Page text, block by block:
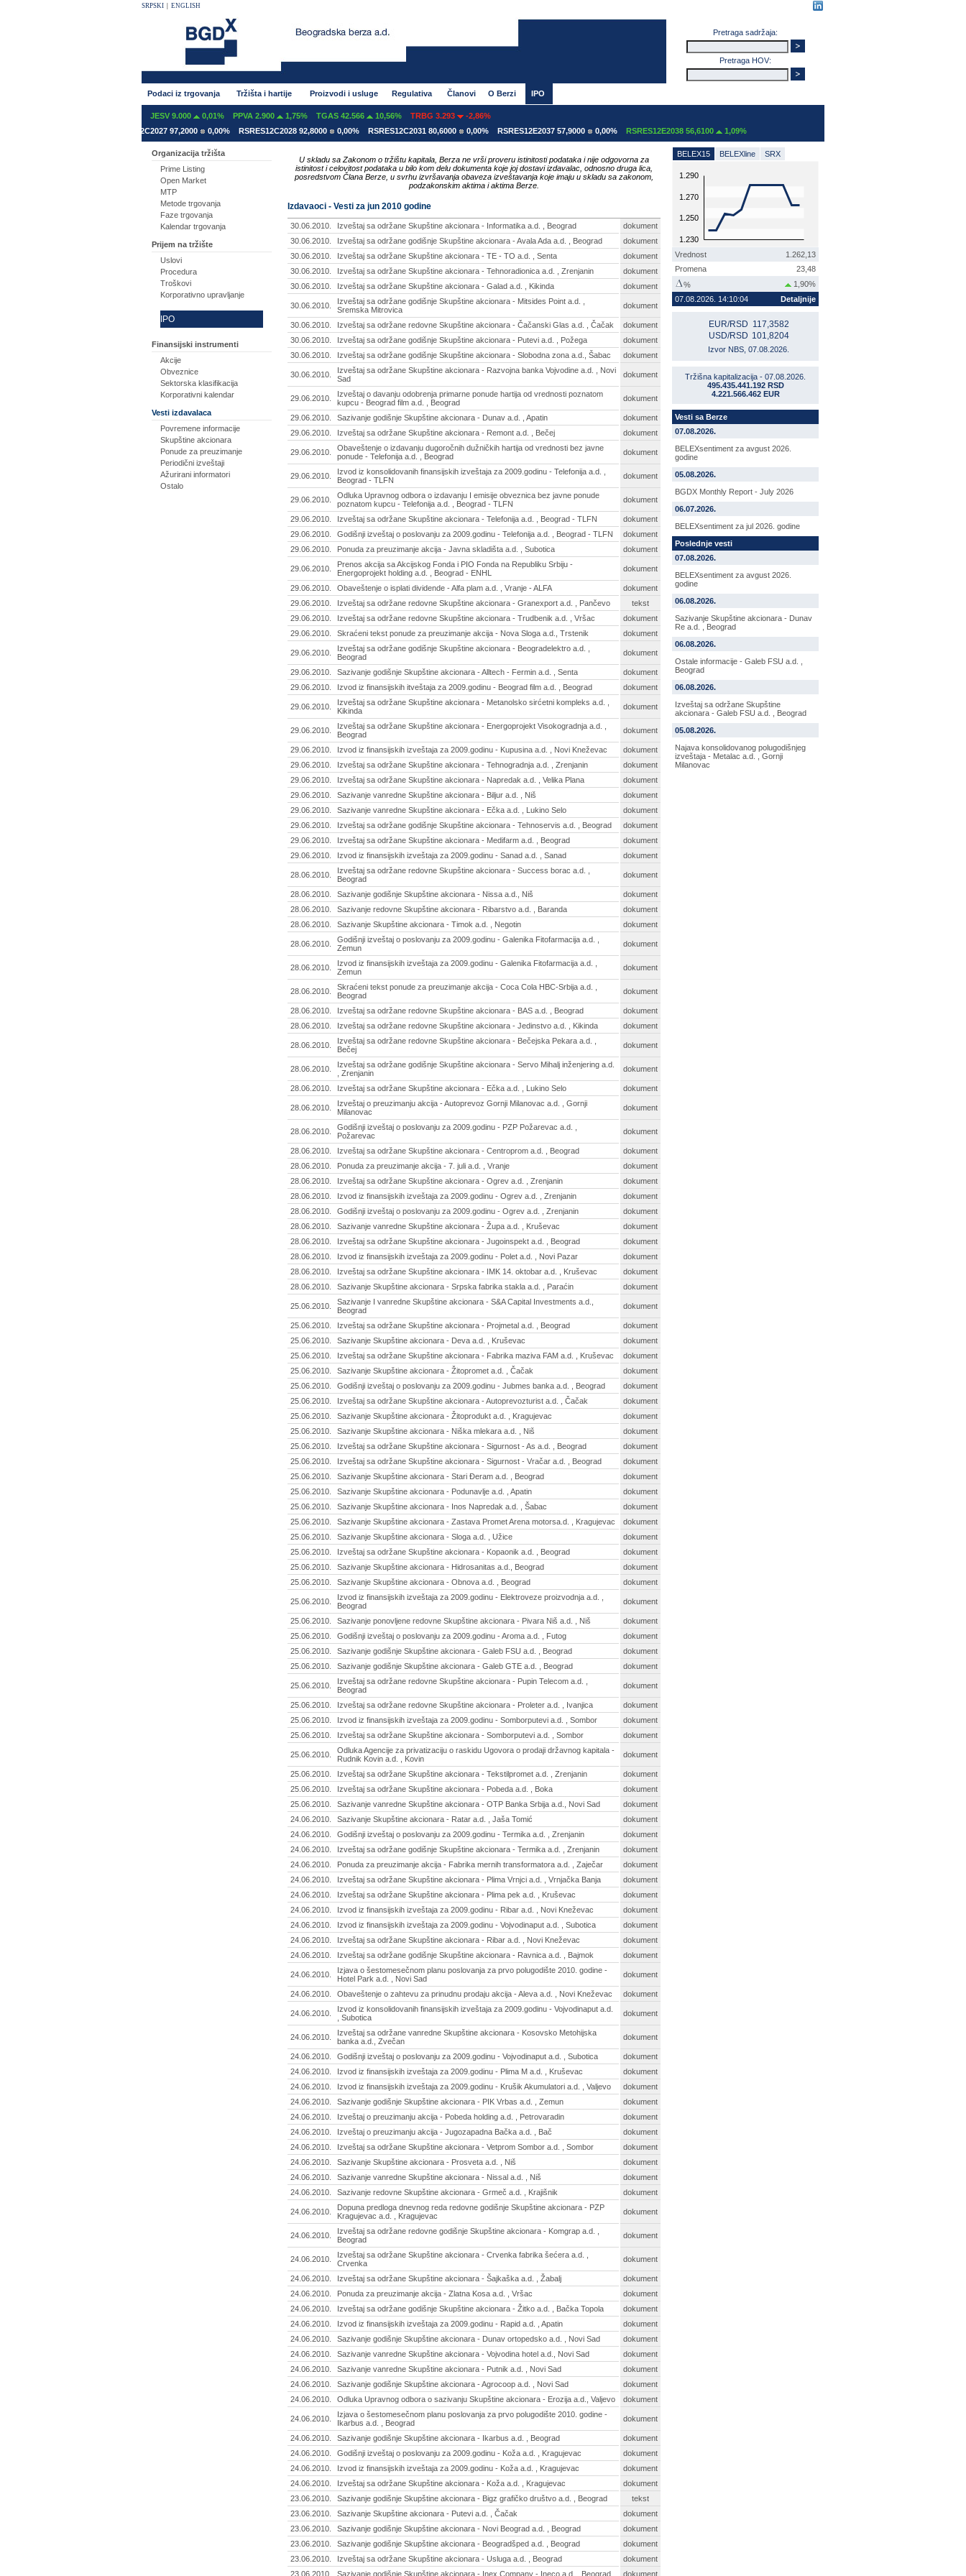
SRPSKI ENGLISH
Pretraga sadržaja:
Pretraga HOV:
Podaci iz trgovanja Tržišta i hartije Proizvodi i usluge Regulativa Članovi O Berzi IPO
JESV 9.000 0,01% PPVA 2.900 1,75% TGAS 42.566 10,56% TRBG 3.293
-2,86%
RSRES12C2027 97,2000 0,00% RSRES12C2028 92,8000 0,00% RSRES12C2031 80,6000 0,00% RSRES12E2037 57,9000 0,00% RSRES12E2038 56,6100 1,09%
Organizacija tržišta
Prime Listing
Open Market
MTP
Metode trgovanja
Faze trgovanja
Kalendar trgovanja
Prijem na tržište
Uslovi
Procedura
Troškovi
Korporativno upravljanje
IPO
Finansijski instrumenti
Akcije
Obveznice
Sektorska klasifikacija
Korporativni kalendar
Vesti izdavalaca
Povremene informacije
Skupštine akcionara
Ponude za preuzimanje
Periodični izveštaji
Ažurirani informatori
Ostalo
U skladu sa Zakonom o tržištu kapitala, Berza ne vrši proveru istinitosti podataka i nije odgovorna za
istinitost i celovitost podataka u bilo kom delu dokumenta koje joj dostavi izdavalac, odnosno druga lica,
posredstvom Člana Berze, u svrhu izvršavanja obaveza izveštavanja koje imaju u skladu sa zakonom,
podzakonskim aktima i aktima Berze.
Izdavaoci - Vesti za jun 2010 godine
30.06.2010. Izveštaj sa održane Skupštine akcionara - Informatika a.d. , Beograd
dokument
30.06.2010.
Izveštaj sa održane godišnje Skupštine akcionara - Avala Ada a.d. , Beograd
dokument
30.06.2010.
Izveštaj sa održane Skupštine akcionara - TE - TO a.d. , Senta
dokument
30.06.2010.
Izveštaj sa održane Skupštine akcionara - Tehnoradionica a.d. , Zrenjanin
dokument
30.06.2010.
Izveštaj sa održane Skupštine akcionara - Galad a.d. , Kikinda dokument
30.06.2010.
Izveštaj sa održane godišnje Skupštine akcionara - Mitsides Point a.d. ,
Sremska Mitrovica
dokument
30.06.2010. Izveštaj sa održane redovne Skupštine akcionara - Čačanski Glas a.d. , Čačak
dokument
30.06.2010.
Izveštaj sa održane godišnje Skupštine akcionara - Putevi a.d. , Požega
dokument
30.06.2010.
Izveštaj sa održane godišnje Skupštine akcionara - Slobodna zona a.d., Šabac dokument
30.06.2010.
Izveštaj sa održane Skupštine akcionara - Razvojna banka Vojvodine a.d. , Novi
Sad
dokument
29.06.2010.
Izveštaj o davanju odobrenja primarne ponude hartija od vrednosti poznatom
kupcu - Beograd film a.d. , Beograd
dokument
29.06.2010. Sazivanje godišnje Skupštine akcionara - Dunav a.d. , Apatin
dokument
29.06.2010.
Izveštaj sa održane Skupštine akcionara - Remont a.d. , Bečej dokument
29.06.2010.
Obaveštenje o izdavanju dugoročnih dužničkih hartija od vrednosti bez javne
ponude - Telefonija a.d. , Beograd
dokument
29.06.2010.
Izvod iz konsolidovanih finansijskih izveštaja za 2009.godinu - Telefonija a.d. ,
Beograd - TLFN
dokument
29.06.2010.
Odluka Upravnog odbora o izdavanju I emisije obveznica bez javne ponude
poznatom kupcu - Telefonija a.d. , Beograd - TLFN
dokument
29.06.2010. Izveštaj sa održane Skupštine akcionara - Telefonija a.d. , Beograd - TLFN
dokument
29.06.2010.
Godišnji izveštaj o poslovanju za 2009.godinu - Telefonija a.d. , Beograd - TLFN
dokument
29.06.2010.
Ponuda za preuzimanje akcija - Javna skladišta a.d. , Subotica dokument
29.06.2010.
Prenos akcija sa Akcijskog Fonda i PIO Fonda na Republiku Srbiju -
Energoprojekt holding a.d. , Beograd - ENHL
dokument
29.06.2010. Obaveštenje o isplati dividende - Alfa plam a.d. , Vranje - ALFA
dokument
29.06.2010.
Izveštaj sa održane redovne Skupštine akcionara - Granexport a.d. , Pančevo
tekst
29.06.2010.
Izveštaj sa održane redovne Skupštine akcionara - Trudbenik a.d. , Vršac
dokument
29.06.2010.
Skraćeni tekst ponude za preuzimanje akcija - Nova Sloga a.d., Trstenik dokument
29.06.2010.
Izveštaj sa održane godišnje Skupštine akcionara - Beogradelektro a.d. ,
Beograd
dokument
29.06.2010. Sazivanje godišnje Skupštine akcionara - Alltech - Fermin a.d. , Senta
dokument
29.06.2010.
Izvod iz finansijskih itveštaja za 2009.godinu - Beograd film a.d. , Beograd dokument
29.06.2010.
Izveštaj sa održane Skupštine akcionara - Metanolsko sirćetni kompleks a.d. ,
Kikinda
dokument
29.06.2010.
Izveštaj sa održane Skupštine akcionara - Energoprojekt Visokogradnja a.d. ,
Beograd
dokument
29.06.2010. Izvod iz finansijskih izveštaja za 2009.godinu - Kupusina a.d. , Novi Kneževac
dokument
29.06.2010.
Izveštaj sa održane Skupštine akcionara - Tehnogradnja a.d. , Zrenjanin
dokument
29.06.2010.
Izveštaj sa održane Skupštine akcionara - Napredak a.d. , Velika Plana
dokument
29.06.2010.
Sazivanje vanredne Skupštine akcionara - Biljur a.d. , Niš
dokument
29.06.2010.
Sazivanje vanredne Skupštine akcionara - Ečka a.d. , Lukino Selo
dokument
29.06.2010.
Izveštaj sa održane godišnje Skupštine akcionara - Tehnoservis a.d. , Beograd
dokument
29.06.2010.
Izveštaj sa održane Skupštine akcionara - Medifarm a.d. , Beograd
dokument
29.06.2010.
Izvod iz finansijskih izveštaja za 2009.godinu - Sanad a.d. , Sanad dokument
28.06.2010.
Izveštaj sa održane redovne Skupštine akcionara - Success borac a.d. ,
Beograd
dokument
28.06.2010. Sazivanje godišnje Skupštine akcionara - Nissa a.d., Niš
dokument
28.06.2010.
Sazivanje redovne Skupštine akcionara - Ribarstvo a.d. , Baranda
dokument
28.06.2010.
Sazivanje Skupštine akcionara - Timok a.d. , Negotin dokument
28.06.2010.
Godišnji izveštaj o poslovanju za 2009.godinu - Galenika Fitofarmacija a.d. ,
Zemun
dokument
28.06.2010.
Izvod iz finansijskih izveštaja za 2009.godinu - Galenika Fitofarmacija a.d. ,
Zemun
dokument
28.06.2010.
Skraćeni tekst ponude za preuzimanje akcija - Coca Cola HBC-Srbija a.d. ,
Beograd
dokument
28.06.2010. Izveštaj sa održane redovne Skupštine akcionara - BAS a.d. , Beograd
dokument
28.06.2010.
Izveštaj sa održane redovne Skupštine akcionara - Jedinstvo a.d. , Kikinda dokument
28.06.2010.
Izveštaj sa održane redovne Skupštine akcionara - Bečejska Pekara a.d. ,
Bečej
dokument
28.06.2010.
Izveštaj sa održane godišnje Skupštine akcionara - Servo Mihalj inženjering a.d.
, Zrenjanin
dokument
28.06.2010. Izveštaj sa održane Skupštine akcionara - Ečka a.d. , Lukino Selo dokument
28.06.2010.
Izveštaj o preuzimanju akcija - Autoprevoz Gornji Milanovac a.d. , Gornji
Milanovac
dokument
28.06.2010.
Godišnji izveštaj o poslovanju za 2009.godinu - PZP Požarevac a.d. ,
Požarevac
dokument
28.06.2010. Izveštaj sa održane Skupštine akcionara - Centroprom a.d. , Beograd
dokument
28.06.2010.
Ponuda za preuzimanje akcija - 7. juli a.d. , Vranje
dokument
28.06.2010.
Izveštaj sa održane Skupštine akcionara - Ogrev a.d. , Zrenjanin
dokument
28.06.2010.
Izvod iz finansijskih izveštaja za 2009.godinu - Ogrev a.d. , Zrenjanin
dokument
28.06.2010.
Godišnji izveštaj o poslovanju za 2009.godinu - Ogrev a.d. , Zrenjanin
dokument
28.06.2010.
Sazivanje vanredne Skupštine akcionara - Župa a.d. , Kruševac
dokument
28.06.2010.
Izveštaj sa održane Skupštine akcionara - Jugoinspekt a.d. , Beograd
dokument
28.06.2010.
Izvod iz finansijskih izveštaja za 2009.godinu - Polet a.d. , Novi Pazar
dokument
28.06.2010.
Izveštaj sa održane Skupštine akcionara - IMK 14. oktobar a.d. , Kruševac
dokument
28.06.2010.
Sazivanje Skupštine akcionara - Srpska fabrika stakla a.d. , Paraćin dokument
25.06.2010.
Sazivanje I vanredne Skupštine akcionara - S&A Capital Investments a.d.,
Beograd
dokument
25.06.2010. Izveštaj sa održane Skupštine akcionara - Projmetal a.d. , Beograd
dokument
25.06.2010.
Sazivanje Skupštine akcionara - Deva a.d. , Kruševac
dokument
25.06.2010.
Izveštaj sa održane Skupštine akcionara - Fabrika maziva FAM a.d. , Kruševac
dokument
25.06.2010.
Sazivanje Skupštine akcionara - Žitopromet a.d. , Čačak
dokument
25.06.2010.
Godišnji izveštaj o poslovanju za 2009.godinu - Jubmes banka a.d. , Beograd
dokument
25.06.2010.
Izveštaj sa održane Skupštine akcionara - Autoprevozturist a.d. , Čačak
dokument
25.06.2010.
Sazivanje Skupštine akcionara - Žitoprodukt a.d. , Kragujevac
dokument
25.06.2010.
Sazivanje Skupštine akcionara - Niška mlekara a.d. , Niš
dokument
25.06.2010.
Izveštaj sa održane Skupštine akcionara - Sigurnost - As a.d. , Beograd
dokument
25.06.2010.
Izveštaj sa održane Skupštine akcionara - Sigurnost - Vračar a.d. , Beograd
dokument
25.06.2010.
Sazivanje Skupštine akcionara - Stari Đeram a.d. , Beograd
dokument
25.06.2010.
Sazivanje Skupštine akcionara - Podunavlje a.d. , Apatin
dokument
25.06.2010.
Sazivanje Skupštine akcionara - Inos Napredak a.d. , Šabac
dokument
25.06.2010.
Sazivanje Skupštine akcionara - Zastava Promet Arena motorsa.d. , Kragujevac
dokument
25.06.2010.
Sazivanje Skupštine akcionara - Sloga a.d. , Užice
dokument
25.06.2010.
Izveštaj sa održane Skupštine akcionara - Kopaonik a.d. , Beograd
dokument
25.06.2010.
Sazivanje Skupštine akcionara - Hidrosanitas a.d., Beograd
dokument
25.06.2010.
Sazivanje Skupštine akcionara - Obnova a.d. , Beograd dokument
25.06.2010.
Izvod iz finansijskih izveštaja za 2009.godinu - Elektroveze proizvodnja a.d. ,
Beograd
dokument
25.06.2010. Sazivanje ponovljene redovne Skupštine akcionara - Pivara Niš a.d. , Niš
dokument
25.06.2010.
Godišnji izveštaj o poslovanju za 2009.godinu - Aroma a.d. , Futog
dokument
25.06.2010.
Sazivanje godišnje Skupštine akcionara - Galeb FSU a.d. , Beograd
dokument
25.06.2010.
Sazivanje godišnje Skupštine akcionara - Galeb GTE a.d. , Beograd dokument
25.06.2010.
Izveštaj sa održane redovne Skupštine akcionara - Pupin Telecom a.d. ,
Beograd
dokument
25.06.2010. Izveštaj sa održane redovne Skupštine akcionara - Proleter a.d. , Ivanjica
dokument
25.06.2010.
Izvod iz finansijskih izveštaja za 2009.godinu - Somborputevi a.d. , Sombor
dokument
25.06.2010.
Izveštaj sa održane Skupštine akcionara - Somborputevi a.d. , Sombor dokument
25.06.2010.
Odluka Agencije za privatizaciju o raskidu Ugovora o prodaji državnog kapitala -
Rudnik Kovin a.d. , Kovin
dokument
25.06.2010. Izveštaj sa održane Skupštine akcionara - Tekstilpromet a.d. , Zrenjanin
dokument
25.06.2010.
Izveštaj sa održane Skupštine akcionara - Pobeda a.d. , Boka
dokument
25.06.2010.
Sazivanje vanredne Skupštine akcionara - OTP Banka Srbija a.d., Novi Sad
dokument
24.06.2010.
Sazivanje Skupštine akcionara - Ratar a.d. , Jaša Tomić
dokument
24.06.2010.
Godišnji izveštaj o poslovanju za 2009.godinu - Termika a.d. , Zrenjanin
dokument
24.06.2010.
Izveštaj sa održane godišnje Skupštine akcionara - Termika a.d. , Zrenjanin
dokument
24.06.2010.
Ponuda za preuzimanje akcija - Fabrika mernih transformatora a.d. , Zaječar
dokument
24.06.2010.
Izveštaj sa održane Skupštine akcionara - Plima Vrnjci a.d. , Vrnjačka Banja
dokument
24.06.2010.
Izveštaj sa održane Skupštine akcionara - Plima pek a.d. , Kruševac
dokument
24.06.2010.
Izvod iz finansijskih izveštaja za 2009.godinu - Ribar a.d. , Novi Kneževac
dokument
24.06.2010.
Izvod iz finansijskih izveštaja za 2009.godinu - Vojvodinaput a.d. , Subotica
dokument
24.06.2010.
Izveštaj sa održane Skupštine akcionara - Ribar a.d. , Novi Kneževac
dokument
24.06.2010.
Izveštaj sa održane godišnje Skupštine akcionara - Ravnica a.d. , Bajmok dokument
24.06.2010.
Izjava o šestomesečnom planu poslovanja za prvo polugodište 2010. godine -
Hotel Park a.d. , Novi Sad
dokument
24.06.2010. Obaveštenje o zahtevu za prinudnu prodaju akcija - Aleva a.d. , Novi Kneževac dokument
24.06.2010.
Izvod iz konsolidovanih finansijskih izveštaja za 2009.godinu - Vojvodinaput a.d.
, Subotica
dokument
24.06.2010.
Izveštaj sa održane vanredne Skupštine akcionara - Kosovsko Metohijska
banka a.d., Zvečan
dokument
24.06.2010. Godišnji izveštaj o poslovanju za 2009.godinu - Vojvodinaput a.d. , Subotica
dokument
24.06.2010.
Izvod iz finansijskih izveštaja za 2009.godinu - Plima M a.d. , Kruševac
dokument
24.06.2010.
Izvod iz finansijskih izveštaja za 2009.godinu - Krušik Akumulatori a.d. , Valjevo
dokument
24.06.2010.
Sazivanje godišnje Skupštine akcionara - PIK Vrbas a.d. , Zemun
dokument
24.06.2010.
Izveštaj o preuzimanju akcija - Pobeda holding a.d. , Petrovaradin
dokument
24.06.2010.
Izveštaj o preuzimanju akcija - Jugozapadna Bačka a.d. , Bač
dokument
24.06.2010.
Izveštaj sa održane Skupštine akcionara - Vetprom Sombor a.d. , Sombor
dokument
24.06.2010.
Sazivanje Skupštine akcionara - Prosveta a.d. , Niš
dokument
24.06.2010.
Sazivanje vanredne Skupštine akcionara - Nissal a.d. , Niš
dokument
24.06.2010.
Sazivanje redovne Skupštine akcionara - Grmeč a.d. , Krajišnik dokument
24.06.2010.
Dopuna predloga dnevnog reda redovne godišnje Skupštine akcionara - PZP
Kragujevac a.d. , Kragujevac
dokument
24.06.2010.
Izveštaj sa održane redovne godišnje Skupštine akcionara - Komgrap a.d. ,
Beograd
dokument
24.06.2010.
Izveštaj sa održane Skupštine akcionara - Crvenka fabrika šećera a.d. ,
Crvenka
dokument
24.06.2010. Izveštaj sa održane Skupštine akcionara - Šajkaška a.d. , Žabalj
dokument
24.06.2010.
Ponuda za preuzimanje akcija - Zlatna Kosa a.d. , Vršac
dokument
24.06.2010.
Izveštaj sa održane godišnje Skupštine akcionara - Žitko a.d. , Bačka Topola
dokument
24.06.2010.
Izvod iz finansijskih izveštaja za 2009.godinu - Rapid a.d. , Apatin
dokument
24.06.2010.
Sazivanje godišnje Skupštine akcionara - Dunav ortopedsko a.d. , Novi Sad
dokument
24.06.2010.
Sazivanje vanredne Skupštine akcionara - Vojvodina hotel a.d., Novi Sad
dokument
24.06.2010.
Sazivanje vanredne Skupštine akcionara - Putnik a.d. , Novi Sad
dokument
24.06.2010.
Sazivanje godišnje Skupštine akcionara - Agrocoop a.d. , Novi Sad
dokument
24.06.2010.
Odluka Upravnog odbora o sazivanju Skupštine akcionara - Erozija a.d., Valjevo dokument
24.06.2010.
Izjava o šestomesečnom planu poslovanja za prvo polugodište 2010. godine -
Ikarbus a.d. , Beograd
dokument
24.06.2010. Sazivanje godišnje Skupštine akcionara - Ikarbus a.d. , Beograd
dokument
24.06.2010.
Godišnji izveštaj o poslovanju za 2009.godinu - Koža a.d. , Kragujevac
dokument
24.06.2010.
Izvod iz finansijskih izveštaja za 2009.godinu - Koža a.d. , Kragujevac
dokument
24.06.2010.
Izveštaj sa održane Skupštine akcionara - Koža a.d. , Kragujevac
dokument
23.06.2010.
Sazivanje godišnje Skupštine akcionara - Bigz grafičko društvo a.d. , Beograd
tekst
23.06.2010.
Sazivanje Skupštine akcionara - Putevi a.d. , Čačak
dokument
23.06.2010.
Sazivanje godišnje Skupštine akcionara - Novi Beograd a.d. , Beograd
dokument
23.06.2010.
Sazivanje godišnje Skupštine akcionara - Beogradšped a.d. , Beograd
dokument
23.06.2010.
Izveštaj sa održane Skupštine akcionara - Usluga a.d. , Beograd
dokument
23.06.2010.
Sazivanje godišnje Skupštine akcionara - Inex Company - Ineco a.d. , Beograd dokument
BELEX15 BELEXline SRX
1.230
1.250
1.270
1.290
Vrednost
1.262,13
Promena
23,48
%
1,90%
07.08.2026. 14:10:04
Detaljnije
EUR/RSD 117,3582
USD/RSD 101,8204
Izvor NBS, 07.08.2026.
Tržišna kapitalizacija - 07.08.2026.
495.435.441.192 RSD
4.221.566.462 EUR
Vesti sa Berze
07.08.2026.
BELEXsentiment za avgust 2026.
godine
05.08.2026.
BGDX Monthly Report - July 2026
06.07.2026.
BELEXsentiment za jul 2026. godine
Poslednje vesti
07.08.2026.
BELEXsentiment za avgust 2026.
godine
06.08.2026.
Sazivanje Skupštine akcionara - Dunav
Re a.d. , Beograd
06.08.2026.
Ostale informacije - Galeb FSU a.d. ,
Beograd
06.08.2026.
Izveštaj sa održane Skupštine
akcionara - Galeb FSU a.d. , Beograd
05.08.2026.
Najava konsolidovanog polugodišnjeg
izveštaja - Metalac a.d. , Gornji
Milanovac